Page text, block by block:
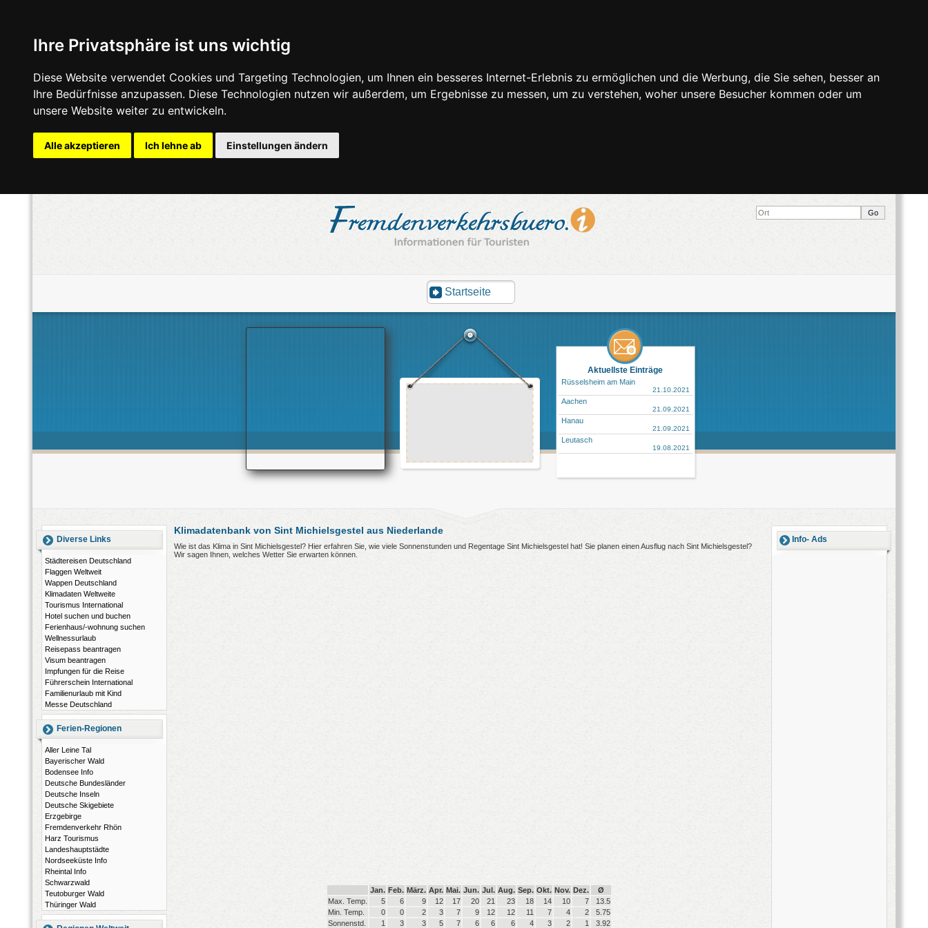
Ihre Privatsphäre ist uns wichtig
Diese Website verwendet Cookies und Targeting Technologien, um Ihnen ein besseres Internet-Erlebnis zu ermöglichen und die Werbung, die Sie sehen, besser an
Ihre Bedürfnisse anzupassen. Diese Technologien nutzen wir außerdem, um Ergebnisse zu messen, um zu verstehen, woher unsere Besucher kommen oder um
unsere Website weiter zu entwickeln.
Alle akzeptieren Ich lehne ab Einstellungen ändern
Startseite
Aktuellste Einträge
Rüsselsheim am Main
21.10.2021
Aachen
21.09.2021
Hanau
21.09.2021
Leutasch
19.08.2021
Diverse Links
Städtereisen Deutschland
Flaggen Weltweit
Wappen Deutschland
Klimadaten Weltweite
Tourismus International
Hotel suchen und buchen
Ferienhaus/-wohnung suchen
Wellnessurlaub
Reisepass beantragen
Visum beantragen
Impfungen für die Reise
Führerschein International
Familienurlaub mit Kind
Messe Deutschland
Ferien-Regionen
Aller Leine Tal
Bayerischer Wald
Bodensee Info
Deutsche Bundesländer
Deutsche Inseln
Deutsche Skigebiete
Erzgebirge
Fremdenverkehr Rhön
Harz Tourismus
Landeshauptstädte
Nordseeküste Info
Rheintal Info
Schwarzwald
Teutoburger Wald
Thüringer Wald
Info- Ads
Klimadatenbank von Sint Michielsgestel aus Niederlande
Wie ist das Klima in Sint Michielsgestel? Hier erfahren Sie, wie viele Sonnenstunden und Regentage Sint Michielsgestel hat! Sie planen einen Ausflug nach Sint Michielsgestel?
Wir sagen Ihnen, welches Wetter Sie erwarten können.
Jan. Feb. März. Apr. Mai. Jun. Jul. Aug. Sep. Okt. Nov. Dez.
Ø
Max. Temp.
5 6 9 12 17 20 21 23 18 14 10 7
13.5
Min. Temp.
0 0 2 3 7 9 12 12 11 7 4 2
5.75
Sonnenstd.
1 3 3 5 7 6 6 6 4 3 2 1 3.92